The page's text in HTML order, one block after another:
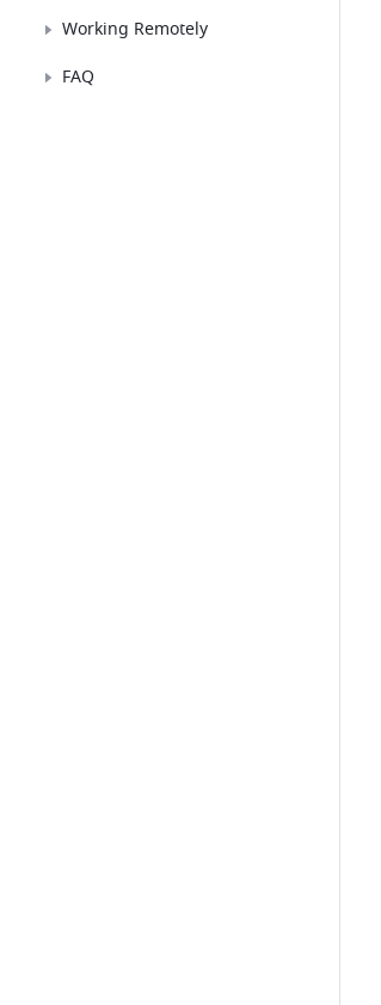
Working Remotely
FAQ